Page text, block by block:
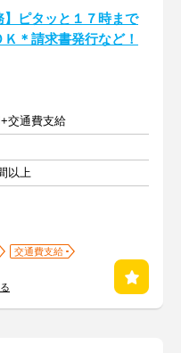
】ピタッと１７時まで
Ｋ＊請求書発行など！
交通費支給
以上
交通費支給